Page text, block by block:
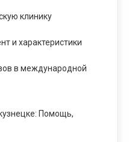
клинику
и характеристики
в международной
Помощь,